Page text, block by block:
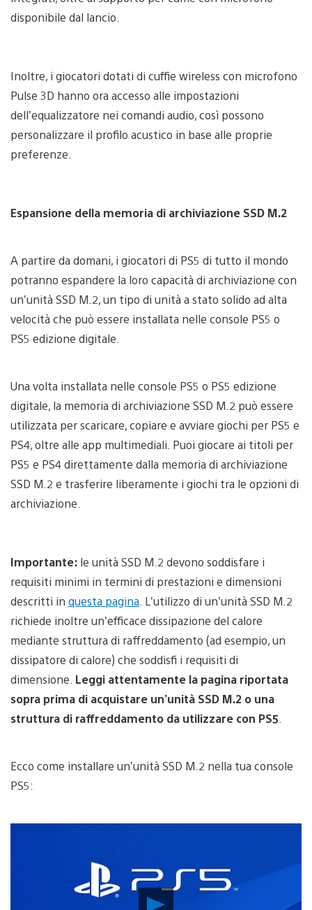
disponibile dal lancio.
Inoltre, i giocatori dotati di cuffie wireless con microfono
Pulse 3D hanno ora accesso alle impostazioni
dell’equalizzatore nei comandi audio, così possono
personalizzare il profilo acustico in base alle proprie
preferenze.
Espansione della memoria di archiviazione SSD M.2
A partire da domani, i giocatori di PS5 di tutto il mondo
potranno espandere la loro capacità di archiviazione con
un’unità SSD M.2, un tipo di unità a stato solido ad alta
velocità che può essere installata nelle console PS5 o
PS5 edizione digitale.
Una volta installata nelle console PS5 o PS5 edizione
digitale, la memoria di archiviazione SSD M.2 può essere
utilizzata per scaricare, copiare e avviare giochi per PS5 e
PS4, oltre alle app multimediali. Puoi giocare ai titoli per
PS5 e PS4 direttamente dalla memoria di archiviazione
SSD M.2 e trasferire liberamente i giochi tra le opzioni di
archiviazione.
Importante: le unità SSD M.2 devono soddisfare i
requisiti minimi in termini di prestazioni e dimensioni
descritti in questa pagina . L’utilizzo di un’unità SSD M.2
richiede inoltre un’efficace dissipazione del calore
mediante struttura di raffreddamento (ad esempio, un
dissipatore di calore) che soddisfi i requisiti di
dimensione. Leggi attentamente la pagina riportata
sopra prima di acquistare un’unità SSD M.2 o una
struttura di raffreddamento da utilizzare con PS5
Ecco come installare un’unità SSD M.2 nella tua console
PS5:
Riproduci